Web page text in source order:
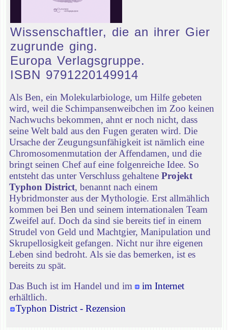
Wissenschaftler, die an ihrer Gier
zugrunde ging.
Europa Verlagsgruppe.
ISBN 9791220149914
Als Ben, ein Molekularbiologe, um Hilfe gebeten
wird, weil die Schimpansenweibchen im Zoo keinen
Nachwuchs bekommen, ahnt er noch nicht, dass
seine Welt bald aus den Fugen geraten wird. Die
Ursache der Zeugungsunfähigkeit ist nämlich eine
Chromosomenmutation der Affendamen, und die
bringt seinen Chef auf eine folgenreiche Idee. So
entsteht das unter Verschluss gehaltene Projekt
Typhon District, benannt nach einem
Hybridmonster aus der Mythologie. Erst allmählich
kommen bei Ben und seinem internationalen Team
Zweifel auf. Doch da sind sie bereits tief in einem
Strudel von Geld und Machtgier, Manipulation und
Skrupellosigkeit gefangen. Nicht nur ihre eigenen
Leben sind bedroht. Als sie das bemerken, ist es
bereits zu spät.
Das Buch ist im Handel und im
im Internet
erhältlich.
Typhon District - Rezension